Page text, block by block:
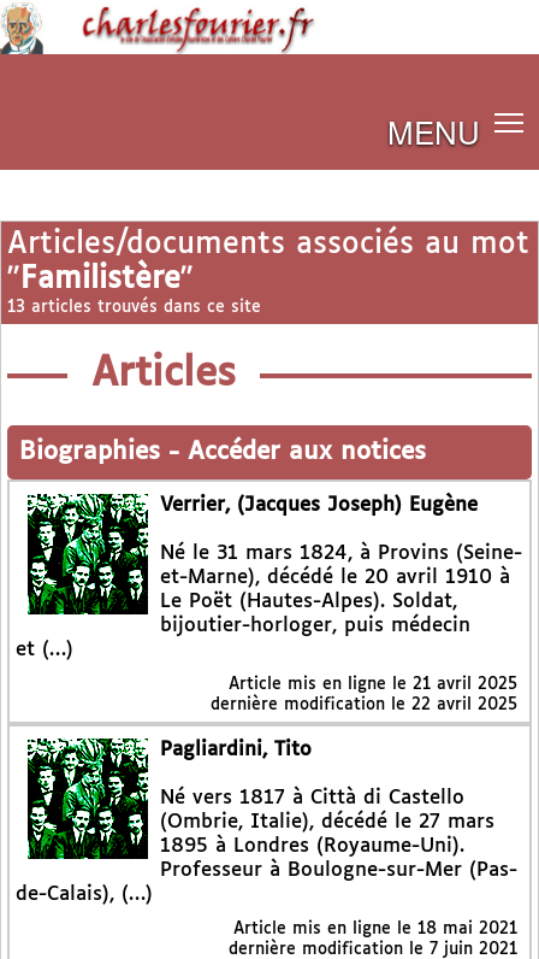
MENU
Articles/documents associés au mot
" Familistère"
13 articles trouvés dans ce site
Articles
Biographies - Accéder aux notices
Verrier, (Jacques Joseph) Eugène
Né le 31 mars 1824, à Provins (Seine-
et-Marne), décédé le 20 avril 1910 à
Le Poët (Hautes-Alpes). Soldat,
bijoutier-horloger, puis médecin
et (…)
Article mis en ligne le 21 avril 2025
dernière modification le 22 avril 2025
Pagliardini, Tito
Né vers 1817 à Città di Castello
(Ombrie, Italie), décédé le 27 mars
1895 à Londres (Royaume-Uni).
Professeur à Boulogne-sur-Mer (Pas-
de-Calais), (…)
Article mis en ligne le 18 mai 2021
dernière modification le 7 juin 2021